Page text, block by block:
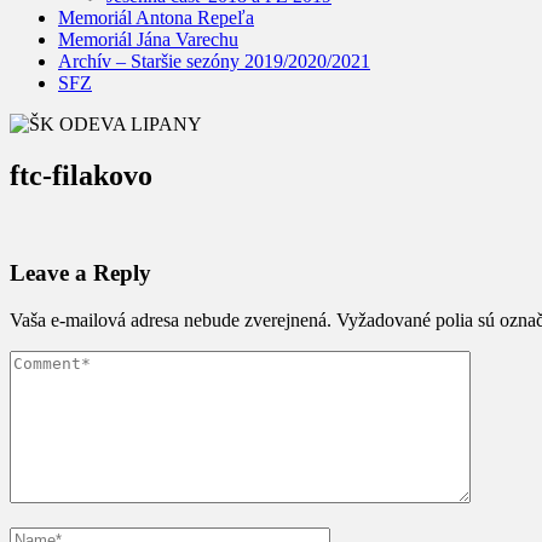
Memoriál Antona Repeľa
Memoriál Jána Varechu
Archív – Staršie sezóny 2019/2020/2021
SFZ
ftc-filakovo
Leave a Reply
Vaša e-mailová adresa nebude zverejnená. Vyžadované polia sú